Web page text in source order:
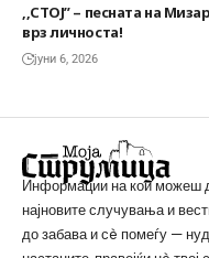
,,СТОЈ” – песната на
врз личноста!
јуни 6, 2026
Информации на кои можеш
најновите случувања и
до забава и сè помеѓу —